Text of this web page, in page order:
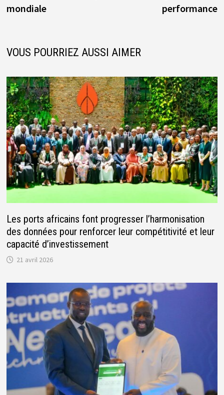
mondiale
performance
VOUS POURRIEZ AUSSI AIMER
Les ports africains font progresser l’harmonisation
des données pour renforcer leur compétitivité et leur
capacité d’investissement
21 avril 2026